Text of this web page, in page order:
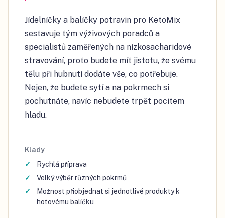
Jídelníčky a balíčky potravin pro KetoMix
sestavuje tým výživových poradců a
specialistů zaměřených na nízkosacharidové
stravování, proto budete mít jistotu, že svému
tělu při hubnutí dodáte vše, co potřebuje.
Nejen, že budete sytí a na pokrmech si
pochutnáte, navíc nebudete trpět pocitem
hladu.
Klady
Rychlá příprava
Velký výběr různých pokrmů
Možnost přiobjednat si jednotlivé produkty k
hotovému balíčku